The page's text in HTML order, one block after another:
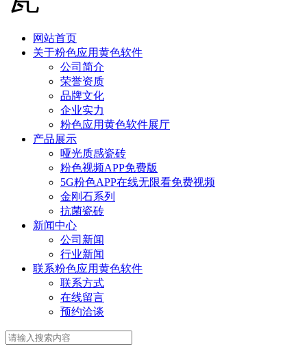
网站首页
关于粉色应用黄色软件
公司简介
荣誉资质
品牌文化
企业实力
粉色应用黄色软件展厅
产品展示
哑光质感瓷砖
粉色视频APP免费版
5G粉色APP在线无限看免费视频
金刚石系列
抗菌瓷砖
新闻中心
公司新闻
行业新闻
联系粉色应用黄色软件
联系方式
在线留言
预约洽谈